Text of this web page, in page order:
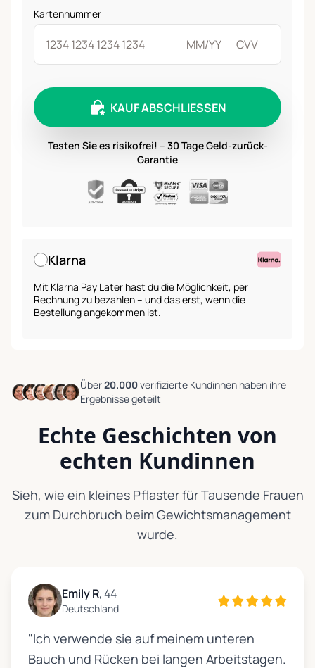
Kartennummer
KAUF ABSCHLIESSEN
Testen Sie es risikofrei! – 30 Tage Geld-zurück-
Garantie
Klarna
Mit Klarna Pay Later hast du die Möglichkeit, per
Rechnung zu bezahlen – und das erst, wenn die
Bestellung angekommen ist.
Über20.000verifizierte Kundinnen haben ihre
Ergebnisse geteilt
Echte Geschichten von
echten Kundinnen
Sieh, wie ein kleines Pflaster für Tausende Frauen
zum Durchbruch beim Gewichtsmanagement
wurde.
Emily R, 44
Deutschland
"Ich verwende sie auf meinem unteren
Bauch und Rücken bei langen Arbeitstagen.